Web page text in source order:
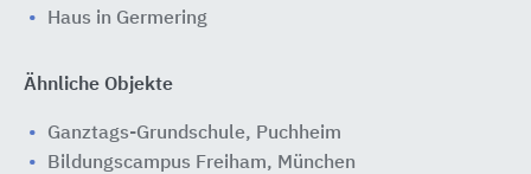
Haus in Germering
Ähnliche Objekte
Ganztags-Grundschule, Puchheim
Bildungscampus Freiham, München